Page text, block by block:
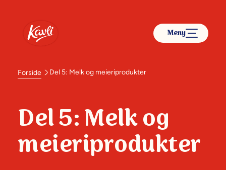
Meny
Forside Del 5: Melk og meieriprodukter
Del 5: Melk og
meieriprodukter